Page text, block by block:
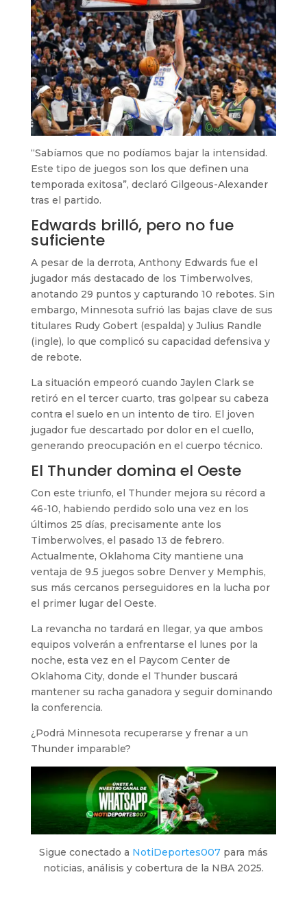
“Sabíamos que no podíamos bajar la intensidad.
Este tipo de juegos son los que definen una
temporada exitosa”, declaró Gilgeous-Alexander
tras el partido.
Edwards brilló, pero no fue
suficiente
A pesar de la derrota, Anthony Edwards fue el
jugador más destacado de los Timberwolves,
anotando 29 puntos y capturando 10 rebotes. Sin
embargo, Minnesota sufrió las bajas clave de sus
titulares Rudy Gobert (espalda) y Julius Randle
(ingle), lo que complicó su capacidad defensiva y
de rebote.
La situación empeoró cuando Jaylen Clark se
retiró en el tercer cuarto, tras golpear su cabeza
contra el suelo en un intento de tiro. El joven
jugador fue descartado por dolor en el cuello,
generando preocupación en el cuerpo técnico.
El Thunder domina el Oeste
Con este triunfo, el Thunder mejora su récord a
46-10, habiendo perdido solo una vez en los
últimos 25 días, precisamente ante los
Timberwolves, el pasado 13 de febrero.
Actualmente, Oklahoma City mantiene una
ventaja de 9.5 juegos sobre Denver y Memphis,
sus más cercanos perseguidores en la lucha por
el primer lugar del Oeste.
La revancha no tardará en llegar, ya que ambos
equipos volverán a enfrentarse el lunes por la
noche, esta vez en el Paycom Center de
Oklahoma City, donde el Thunder buscará
mantener su racha ganadora y seguir dominando
la conferencia.
¿Podrá Minnesota recuperarse y frenar a un
Thunder imparable?
Sigue conectado a NotiDeportes007para más
noticias, análisis y cobertura de la NBA 2025.